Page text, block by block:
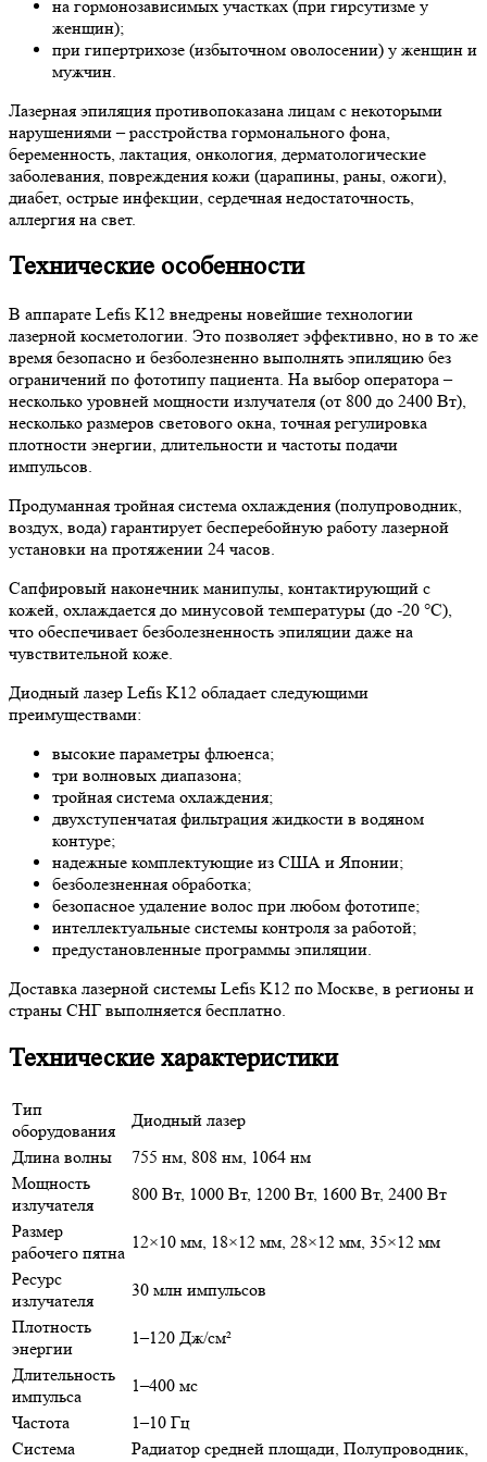
на гормонозависимых участках (при гирсутизме у
женщин);
при гипертрихозе (избыточном оволосении) у женщин и
мужчин.
Лазерная эпиляция противопоказана лицам с некоторыми
нарушениями – расстройства гормонального фона,
беременность, лактация, онкология, дерматологические
заболевания, повреждения кожи (царапины, раны, ожоги),
диабет, острые инфекции, сердечная недостаточность,
аллергия на свет.
Технические особенности
В аппарате Lefis K12 внедрены новейшие технологии
лазерной косметологии. Это позволяет эффективно, но в то же
время безопасно и безболезненно выполнять эпиляцию без
ограничений по фототипу пациента. На выбор оператора –
несколько уровней мощности излучателя (от 800 до 2400 Вт),
несколько размеров светового окна, точная регулировка
плотности энергии, длительности и частоты подачи
импульсов.
Продуманная тройная система охлаждения (полупроводник,
воздух, вода) гарантирует бесперебойную работу лазерной
установки на протяжении 24 часов.
Сапфировый наконечник манипулы, контактирующий с
кожей, охлаждается до минусовой температуры (до -20 °С),
что обеспечивает безболезненность эпиляции даже на
чувствительной коже.
Диодный лазер Lefis K12 обладает следующими
преимуществами:
высокие параметры флюенса;
три волновых диапазона;
тройная система охлаждения;
двухступенчатая фильтрация жидкости в водяном
контуре;
надежные комплектующие из США и Японии;
безболезненная обработка;
безопасное удаление волос при любом фототипе;
интеллектуальные системы контроля за работой;
предустановленные программы эпиляции.
Доставка лазерной системы Lefis K12 по Москве, в регионы и
страны СНГ выполняется бесплатно.
Технические характеристики
Тип
оборудования
Диодный лазер
Длина волны
755 нм, 808 нм, 1064 нм
Мощность
излучателя
800 Вт, 1000 Вт, 1200 Вт, 1600 Вт, 2400 Вт
Размер
рабочего пятна
12×10 мм, 18×12 мм, 28×12 мм, 35×12 мм
Ресурс
излучателя
30 млн импульсов
Плотность
энергии
1–120 Дж/см²
Длительность
импульса
1–400 мс
Частота
1–10 Гц
Система
Радиатор средней площади, Полупроводник,